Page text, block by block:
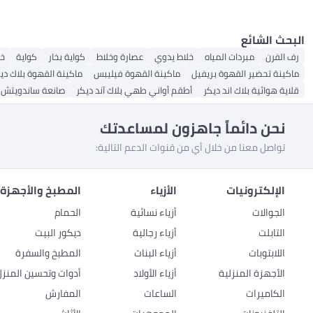
البحث الشائع
رف الفرن مبردات المياه خلاط يدوي عصارة وخلاط كواية بخار كواية
ماكينة تحضير القهوة بريفيل
ماكينة القهوة فيليبس ماكينة القهوة بلاك
قلاية هوائية بلاك اند ديكر
أطقم أواني طهي بلاك آند ديكر صانعة ساندويتش
نحن دائماً جاهزون لمساعدتك
تواصل معنا من خلال أي من قنوات الدعم التالية:
الإلكترونيات
الجوالات
التابلت
اللابتوبات
الأجهزة المنزلية
الكاميرات
الأزياء
أزياء نسائية
أزياء رجالية
أزياء البنات
أزياء الأولاد
الساعات
المطبخ
الحمام
ديكور البيت
المطبخ والسفرة
أدوات وتحسين
المفارش